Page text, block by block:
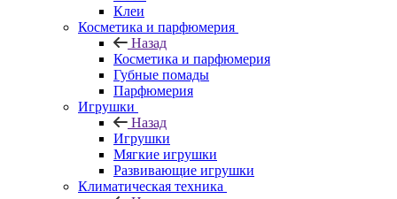
Клеи
Косметика и парфюмерия
Назад
Косметика и парфюмерия
Губные помады
Парфюмерия
Игрушки
Назад
Игрушки
Мягкие игрушки
Развивающие игрушки
Климатическая техника